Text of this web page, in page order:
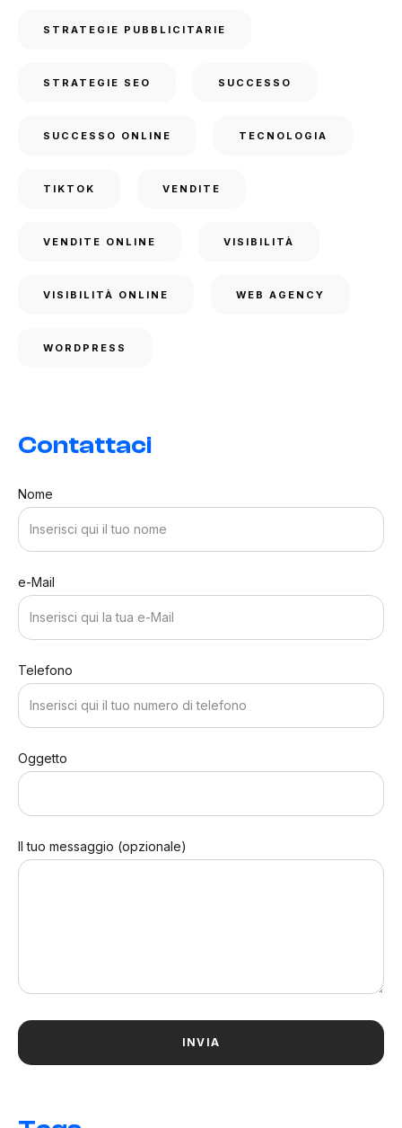
STRATEGIE PUBBLICITARIE
STRATEGIE SEO SUCCESSO
SUCCESSO ONLINE TECNOLOGIA
TIKTOK VENDITE
VENDITE ONLINE VISIBILITÀ
VISIBILITÀ ONLINE WEB AGENCY
WORDPRESS
Contattaci
Nome
e-Mail
Telefono
Oggetto
Il tuo messaggio (opzionale)